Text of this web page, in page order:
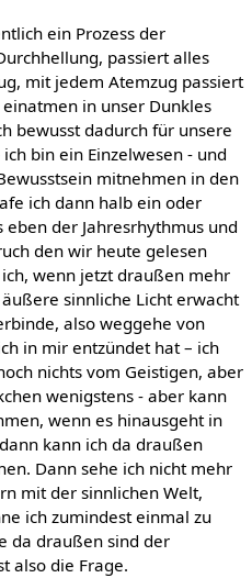
ein Prozess der
passiert alles
mit jedem Atemzug passiert
in unser Dunkles
bewusst dadurch für unsere
bin ein Einzelwesen - und
mitnehmen in den
ich dann halb ein oder
der Jahresrhythmus und
den wir heute gelesen
wenn jetzt draußen mehr
sinnliche Licht erwacht
also weggehe von
in mir entzündet hat – ich
nichts vom Geistigen, aber
wenigstens - aber kann
wenn es hinausgeht in
kann ich da draußen
Dann sehe ich nicht mehr
mit der sinnlichen Welt,
ich zumindest einmal zu
da draußen sind der
also die Frage.